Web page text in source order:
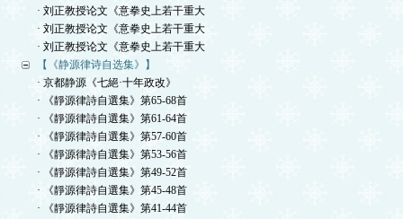
· 刘正教授论文《意拳史上若干重大
· 刘正教授论文《意拳史上若干重大
· 刘正教授论文《意拳史上若干重大
【《静源律诗自选集》】
· 京都静源《七絕·十年政改》
· 《靜源律詩自選集》第65-68首
· 《靜源律詩自選集》第61-64首
· 《靜源律詩自選集》第57-60首
· 《靜源律詩自選集》第53-56首
· 《靜源律詩自選集》第49-52首
· 《靜源律詩自選集》第45-48首
· 《靜源律詩自選集》第41-44首